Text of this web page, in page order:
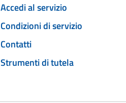
Accedi al servizio
Condizioni di servizio
Contatti
Strumenti di tutela